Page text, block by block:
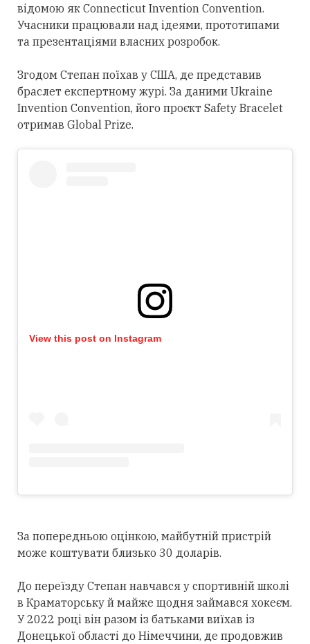
відомою як Connecticut Invention Convention.
Учасники працювали над ідеями, прототипами
та презентаціями власних розробок.
Згодом Степан поїхав у США, де представив
браслет експертному журі. За даними Ukraine
Invention Convention, його проєкт Safety Bracelet
отримав Global Prize.
View this post on Instagram
За попередньою оцінкою, майбутній пристрій
може коштувати близько 30 доларів.
До переїзду Степан навчався у спортивній школі
в Краматорську й майже щодня займався хокеєм.
У 2022 році він разом із батьками виїхав із
Донецької області до Німеччини, де продовжив